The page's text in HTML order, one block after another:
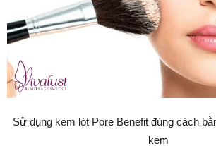
Sử dụng kem lót Pore Benefit đúng cách
kem